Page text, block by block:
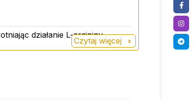
naturalnie występujących w
i innymi składnikami w
działanie L-argininy.
Czytaj więcej